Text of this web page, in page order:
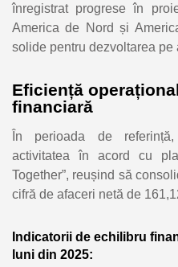
înregistrat progrese în
America de Nord și
solide pentru dezvoltarea pe
Eficiență
financiară
În perioada de
activitatea în acord cu
Together”, reușind să
cifră de afaceri netă de
Indicatorii de echilibru
luni din 2025: